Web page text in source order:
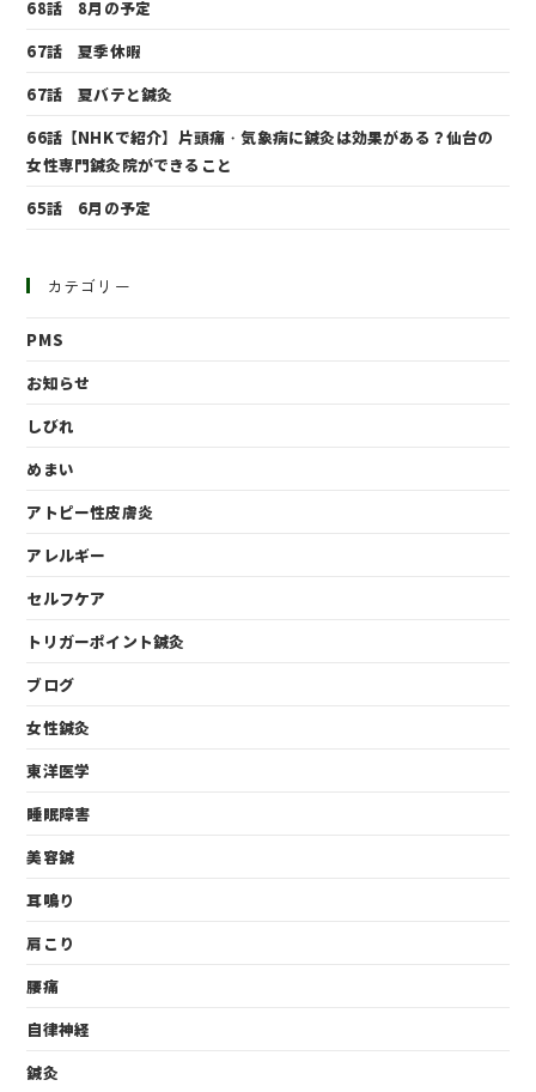
68話 8月の予定
67話 夏季休暇
67話 夏バテと鍼灸
66話【NHKで紹介】片頭痛・気象病に鍼灸は効果がある？仙台の
女性専門鍼灸院ができること
65話 6月の予定
カテゴリー
PMS
お知らせ
しびれ
めまい
アトピー性皮膚炎
アレルギー
セルフケア
トリガーポイント鍼灸
ブログ
女性鍼灸
東洋医学
睡眠障害
美容鍼
耳鳴り
肩こり
腰痛
自律神経
鍼灸